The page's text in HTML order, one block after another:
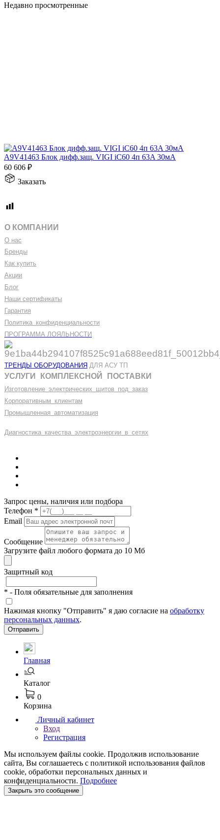
Недавно просмотренные
A9V41463 Блок дифф.защ. VIGI iC60 4п 63A 30мА
60 606 ₽
Заказать
О КОМПАНИИ
О нас
Бренды
Как купить
Акции
Блог
Наши сертификаты
Гарантия
Политика конфиденциальности
ПРОГРАММА ЛОЯЛЬНОСТИ
ТРЕНДЫ ОБОРУДОВАНИЯ ДЛЯ АСУ ТП
УСЛУГИ КОМПЛЕКСНОЙ ПОСТАВКИ
Изготовление электрических щитов под заказ
Корпоративным клиентам
Промышленная автоматизация
Диагностика качества электроэнергии в сетях
Запрос цены, наличия или подбора
Телефон *
Email
Сообщение
Загрузите файл любого формата до 10 Мб
Защитный код
* - Поля обязательные для заполнения
Нажимая кнопку "Отправить" я даю согласие на обработку
персональных данных.
Отправить
Главная
Каталог
0
Корзина
Личный кабинет
Вход
Регистрация
Мы используем файлы cookie. Продолжив использование
сайта, Вы соглашаетесь с политикой использования файлов
cookie, обработки персональных данных и
конфиденциальности. Подробнее
Закрыть это сообщение